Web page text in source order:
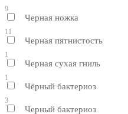
9
Черная ножка
11
Черная пятнистость
1
Черная сухая гниль
1
Чёрный бактериоз
3
Черный бактериоз